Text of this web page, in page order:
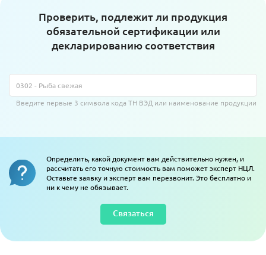
Проверить, подлежит ли продукция
обязательной сертификации или
декларированию соответствия
Введите первые 3 символа кода ТН ВЭД или наименование продукции
Определить, какой документ вам действительно нужен, и
рассчитать его точную стоимость вам поможет эксперт НЦЛ.
Оставьте заявку и эксперт вам перезвонит. Это бесплатно и
ни к чему не обязывает.
Связаться